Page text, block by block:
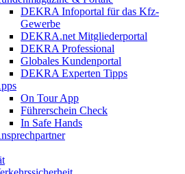
DEKRA Infoportal für das Kfz-
Gewerbe
DEKRA.net Mitgliederportal
DEKRA Professional
Globales Kundenportal
DEKRA Experten Tipps
On Tour App
Führerschein Check
In Safe Hands